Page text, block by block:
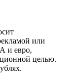
или
и евро,
целью.